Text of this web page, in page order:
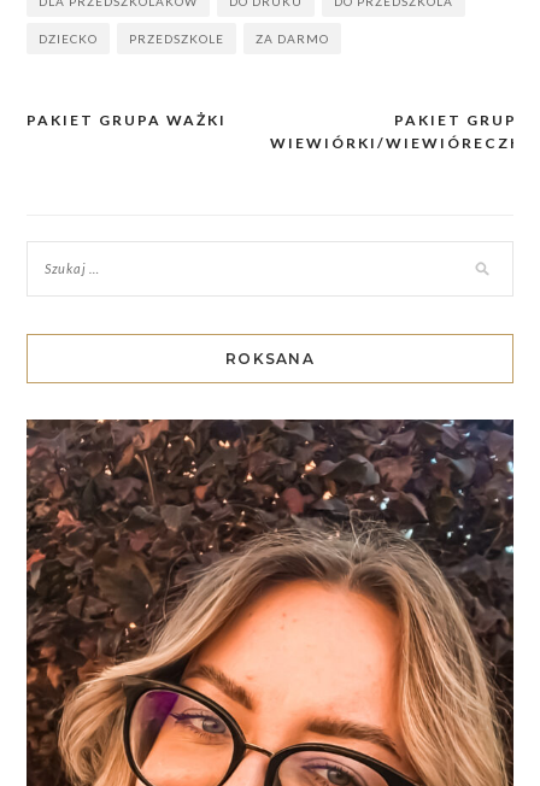
DZIECKO PRZEDSZKOLE ZA DARMO
Nawigacja
PAKIET GRUPA
WIEWIÓRKI/WIEWIÓRECZKI
PAKIET GRUPA WAŻKI
ROKSANA